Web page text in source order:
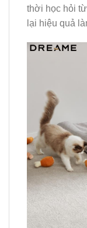
thời học hỏi
lại hiệu quả